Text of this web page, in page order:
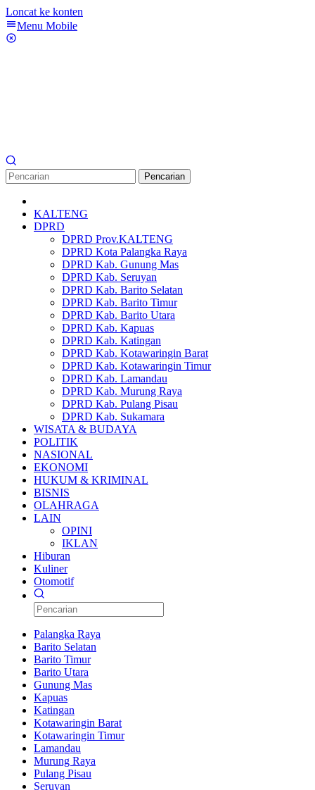
Loncat ke konten
Menu Mobile
Pencarian
KALTENG
DPRD
DPRD Prov.KALTENG
DPRD Kota Palangka Raya
DPRD Kab. Gunung Mas
DPRD Kab. Seruyan
DPRD Kab. Barito Selatan
DPRD Kab. Barito Timur
DPRD Kab. Barito Utara
DPRD Kab. Kapuas
DPRD Kab. Katingan
DPRD Kab. Kotawaringin Barat
DPRD Kab. Kotawaringin Timur
DPRD Kab. Lamandau
DPRD Kab. Murung Raya
DPRD Kab. Pulang Pisau
DPRD Kab. Sukamara
WISATA & BUDAYA
POLITIK
NASIONAL
EKONOMI
HUKUM & KRIMINAL
BISNIS
OLAHRAGA
LAIN
OPINI
IKLAN
Hiburan
Kuliner
Otomotif
Palangka Raya
Barito Selatan
Barito Timur
Barito Utara
Gunung Mas
Kapuas
Katingan
Kotawaringin Barat
Kotawaringin Timur
Lamandau
Murung Raya
Pulang Pisau
Seruyan